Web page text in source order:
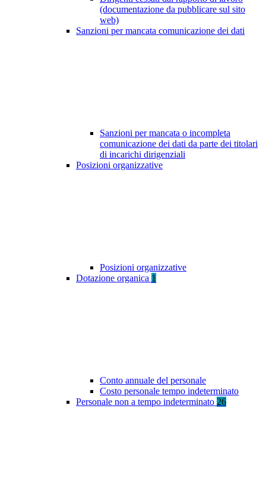
(documentazione da pubblicare sul sito
web)
Sanzioni per mancata comunicazione dei dati
Sanzioni per mancata o incompleta
comunicazione dei dati da parte dei titolari
di incarichi dirigenziali
Posizioni organizzative
Posizioni organizzative
Dotazione organica 1
Conto annuale del personale
Costo personale tempo indeterminato
Personale non a tempo indeterminato 26